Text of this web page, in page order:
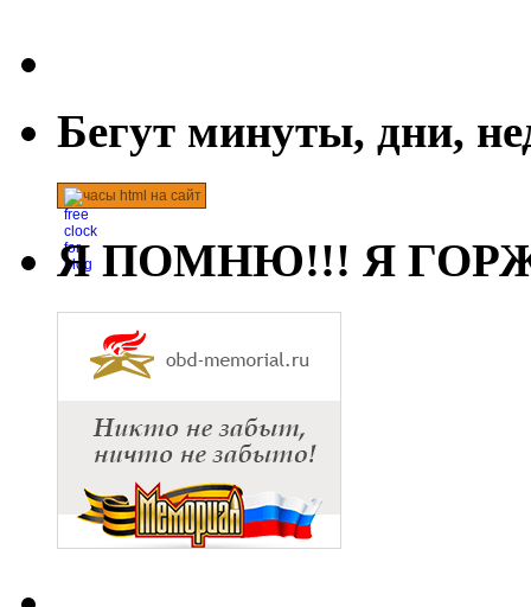
Бегут минуты, дни,
часы html на сайт
Я ПОМНЮ!!! Я